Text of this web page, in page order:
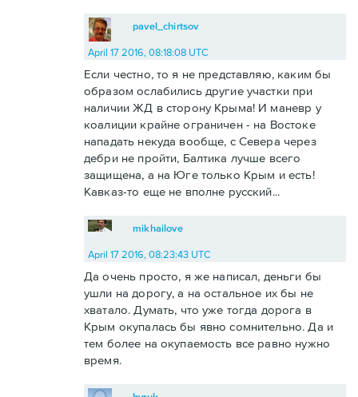
pavel_chirtsov
April 17 2016, 08:18:08 UTC
Если честно, то я не представляю, каким бы
образом ослабились другие участки при
наличии ЖД в сторону Крыма! И маневр у
коалиции крайне ограничен - на Востоке
нападать некуда вообще, с Севера через
дебри не пройти, Балтика лучше всего
защищена, а на Юге только Крым и есть!
Кавказ-то еще не вполне русский...
mikhailove
April 17 2016, 08:23:43 UTC
Да очень просто, я же написал, деньги бы
ушли на дорогу, а на остальное их бы не
хватало. Думать, что уже тогда дорога в
Крым окупалась бы явно сомнительно. Да и
тем более на окупаемость все равно нужно
время.